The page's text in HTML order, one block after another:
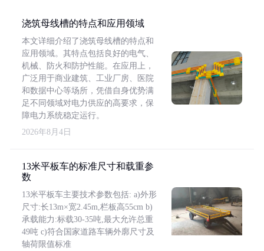
浇筑母线槽的特点和应用领域
本文详细介绍了浇筑母线槽的特点和
应用领域。其特点包括良好的电气、
机械、防火和防护性能。在应用上，
广泛用于商业建筑、工业厂房、医院
和数据中心等场所，凭借自身优势满
足不同领域对电力供应的高要求，保
障电力系统稳定运行。
2026年8月4日
13米平板车的标准尺寸和载重参
数
13米平板车主要技术参数包括: a)外形
尺寸:长13m×宽2.45m,栏板高55cm b)
承载能力:标载30-35吨,最大允许总重
49吨 c)符合国家道路车辆外廓尺寸及
轴荷限值标准